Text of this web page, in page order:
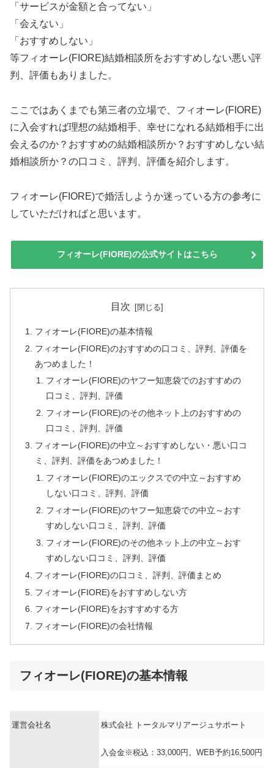
「サービスが金額と合ってない」
「会えない」
「おすすめしない」
等フィオーレ(FIORE)結婚相談所をおすすめしない悪い評
判、評価もありました。
ここではあくまでも第三者の立場で、フィオーレ(FIORE)
に入会すれば理想の結婚相手、幸せになれる結婚相手に出
会えるのか？おすすめの結婚相談所か？おすすめしない結
婚相談所か？の口コミ、評判、評価を紹介します。
フィオーレ(FIORE)で婚活しようか迷っている方の参考に
していただければと思います。
フィオーレ(FIORE)の公式サイトはこちら
目次
フィオーレ(FIORE)の基本情報
フィオーレ(FIORE)のおすすめの口コミ、評判、評価を
あつめました！
フィオーレ(FIORE)のヤフー知恵袋でのおすすめの
口コミ、評判、評価
フィオーレ(FIORE)のその他ネット上のおすすめの
口コミ、評判、評価
フィオーレ(FIORE)の中立～おすすめしない・悪い口コ
ミ、評判、評価をあつめました！
フィオーレ(FIORE)のエックスでの中立～おすすめ
しない口コミ、評判、評価
フィオーレ(FIORE)のヤフー知恵袋での中立～おす
すめしない口コミ、評判、評価
フィオーレ(FIORE)のその他ネット上の中立～おす
すめしない口コミ、評判、評価
フィオーレ(FIORE)の口コミ、評判、評価まとめ
フィオーレ(FIORE)をおすすめしない方
フィオーレ(FIORE)をおすすめする方
フィオーレ(FIORE)の会社情報
フィオーレ(FIORE)の基本情報
運営会社名 株式会社 トータルマリアージュサポート
入会金※税込：33,000円。WEB予約16,500円